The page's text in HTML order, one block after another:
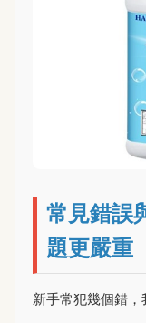
常見錯誤
題更嚴重
新手常犯幾個錯，